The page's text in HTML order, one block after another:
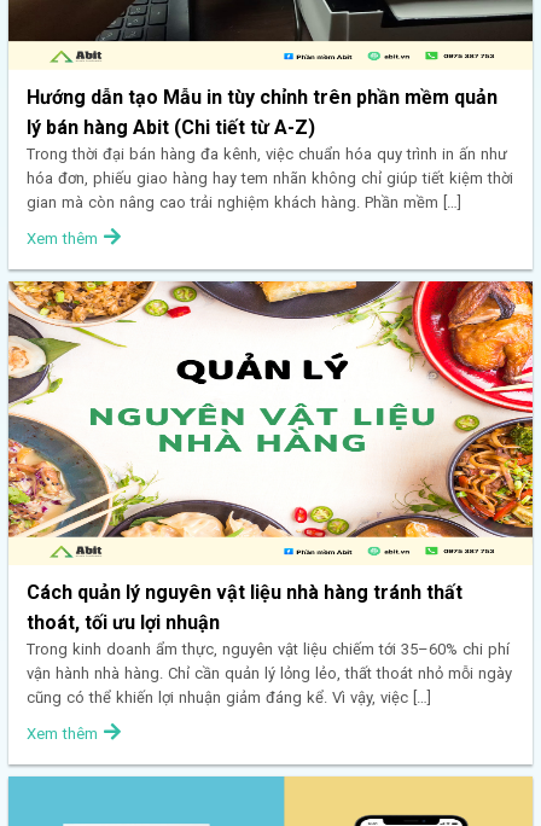
Hướng dẫn tạo Mẫu in tùy chỉnh trên phần mềm quản
lý bán hàng Abit (Chi tiết từ A-Z)
Trong thời đại bán hàng đa kênh, việc chuẩn hóa quy trình in ấn như
hóa đơn, phiếu giao hàng hay tem nhãn không chỉ giúp tiết kiệm thời
gian mà còn nâng cao trải nghiệm khách hàng. Phần mềm […]
Xem thêm
Cách quản lý nguyên vật liệu nhà hàng tránh thất
thoát, tối ưu lợi nhuận
Trong kinh doanh ẩm thực, nguyên vật liệu chiếm tới 35–60% chi phí
vận hành nhà hàng. Chỉ cần quản lý lỏng lẻo, thất thoát nhỏ mỗi ngày
cũng có thể khiến lợi nhuận giảm đáng kể. Vì vậy, việc […]
Xem thêm